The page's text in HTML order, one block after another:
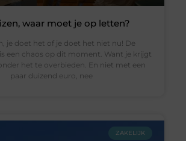
waar moet je op letten?
je doet het of je doet het niet nu! De
een chaos op dit moment. Want je krijgt
het te overbieden. En niet met een
paar duizend euro, nee
ZAKELIJK